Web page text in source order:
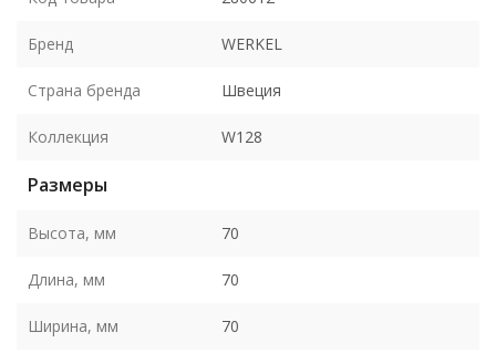
Бренд WERKEL
Страна бренда Швеция
Коллекция W128
Размеры
Высота, мм 70
Длина, мм 70
Ширина, мм 70